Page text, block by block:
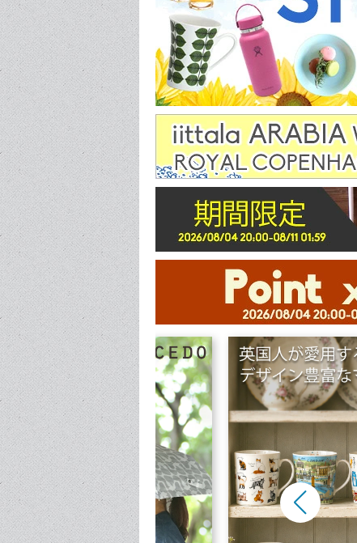
カップ/マグ
カップ＆ソーサー
ポット/シュガー/クリーマー
ケーキスタンド
カトラリー
ピッチャー/デカンタ
セット商品
その他
コース
ペ
ポットホ
そ